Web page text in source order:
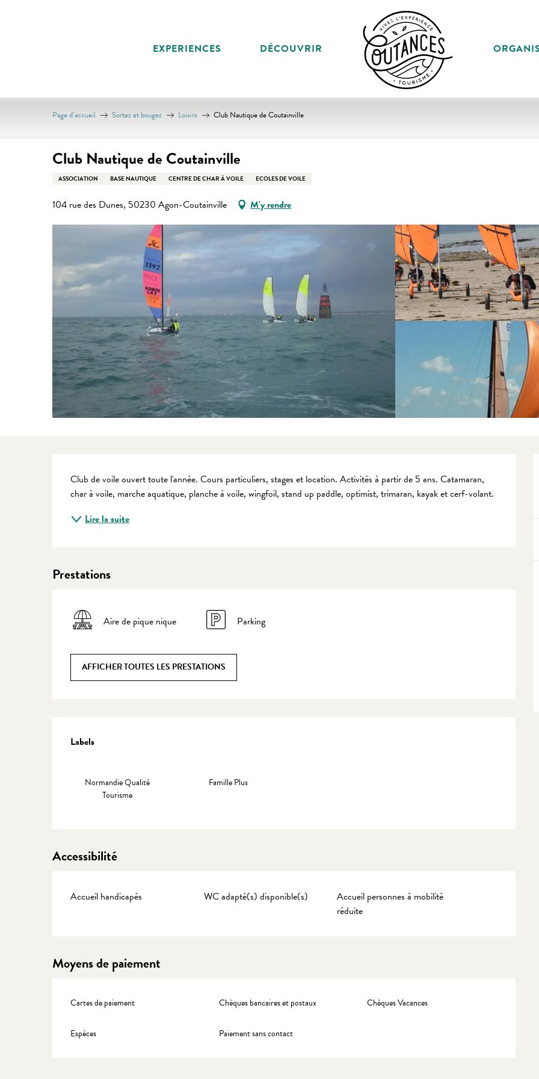
EXPERIENCES DÉCOUVRIR
Page d’accueil Sortez et bougez Loisirs Club Nautique de Coutainville
Club Nautique de Coutainville
ASSOCIATION BASE NAUTIQUE CENTRE DE CHAR À VOILE ECOLES DE VOILE
104 rue des Dunes, 50230 Agon-Coutainville M'y rendre
Description
Club de voile ouvert toute l'année. Cours particuliers, stages et location. Activités à partir de 5 ans. Catamaran,
char à voile, marche aquatique, planche à voile, wingfoil, stand up paddle, optimist, trimaran, kayak et cerf-volant.
Lire la suite
Prestations
Aire de pique nique Parking
AFFICHER TOUTES LES PRESTATIONS
Offres de prestations
Labels
Labels
Normandie Qualité
Tourisme
Famille Plus
Accessibilité
Accueil handicapés WC adapté(s) disponible(s)
Accueil personnes à mobilité
réduite
Moyens de paiement
Cartes de paiement Chèques bancaires et postaux Chèques Vacances
Espèces Paiement sans contact